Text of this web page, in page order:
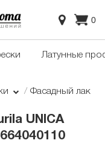
0
Латунные
Фасадный лак
UNICA